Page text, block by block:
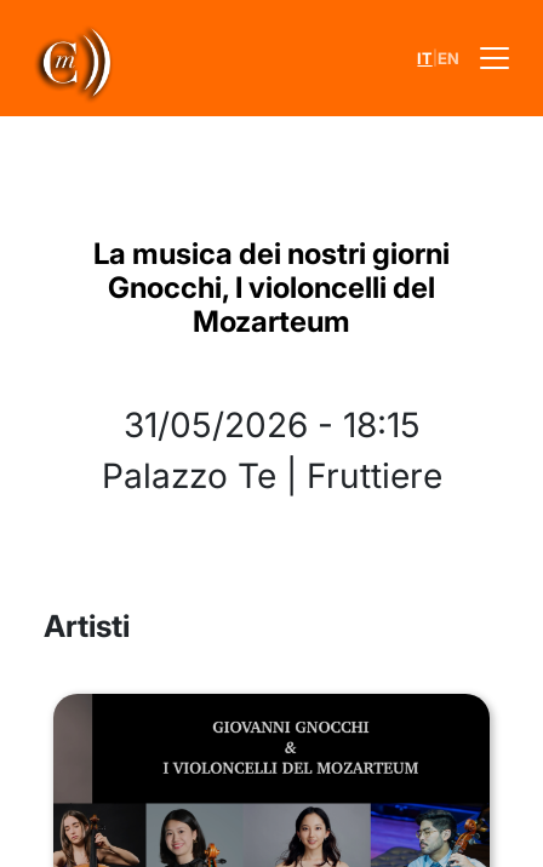
IT EN
La musica dei nostri giorni
Gnocchi, I violoncelli del
Mozarteum
31/05/2026 - 18:15
Palazzo Te | Fruttiere
Artisti